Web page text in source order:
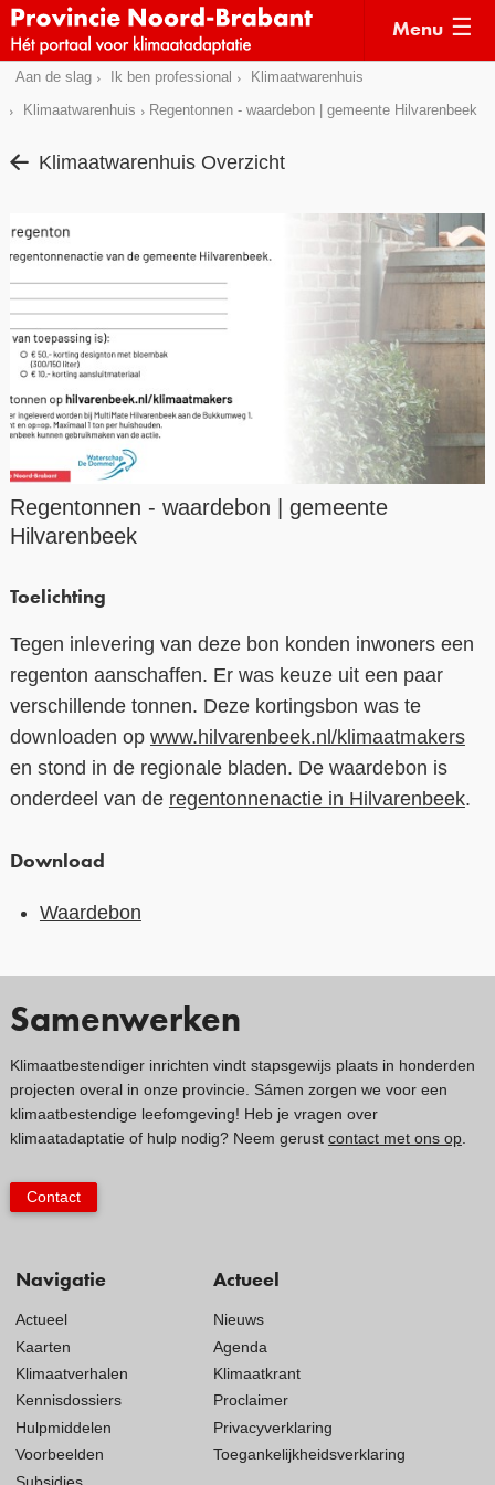
Sla
links
Direct
het
menu
Direct
naar
de
pagina
inhoud
Menu
Aan de slag Ik ben professional
Klimaatwarenhuis
Klimaatwarenhuis
Regentonnen - waardebon | gemeente Hilvarenbeek
Klimaatwarenhuis Overzicht
Regentonnen - waardebon | gemeente
Hilvarenbeek
Toelichting
Tegen inlevering van deze bon konden inwoners een
regenton aanschaffen. Er was keuze uit een paar
verschillende tonnen. Deze kortingsbon was te
downloaden op www.hilvarenbeek.nl/klimaatmakers
en stond in de regionale bladen. De waardebon is
onderdeel van de regentonnenactie in Hilvarenbeek.
Download
Waardebon
Navigatie
Actueel
Kaarten
Klimaatverhalen
Kennisdossiers
Hulpmiddelen
Voorbeelden
Subsidies
Actueel
Nieuws
Agenda
Klimaatkrant
Proclaimer
Privacyverklaring
Toegankelijkheidsverklaring
Samenwerken
Klimaatbestendiger inrichten vindt stapsgewijs plaats in honderden
projecten overal in onze provincie. Sámen zorgen we voor een
klimaatbestendige leefomgeving! Heb je vragen over
klimaatadaptatie of hulp nodig? Neem gerust contact met ons op.
Contact
Actueel
Voorbeelden
Monitoring
Weerbaar Dommelland